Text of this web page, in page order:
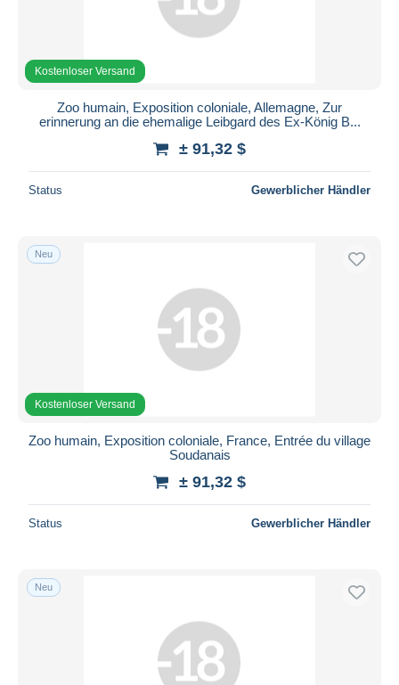
Kostenloser Versand
Zoo humain, Exposition coloniale, Allemagne, Zur
erinnerung an die ehemalige Leibgard des Ex-König B...
± 91,32 $
Status Gewerblicher Händler
Neu
Kostenloser Versand
Zoo humain, Exposition coloniale, France, Entrée du village
Soudanais
± 91,32 $
Status Gewerblicher Händler
Neu